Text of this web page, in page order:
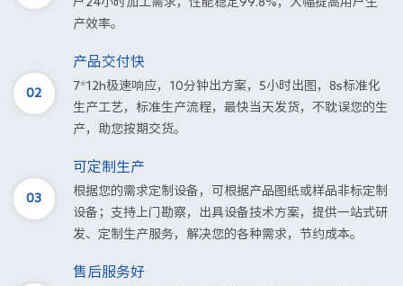
产效率。
02
产品交付快
7*12h极速响应，10分钟出方案，5小时出图，8s标准化
生产工艺，标准生产流程，最快当天发货，不耽误您的生
产，助您按期交货。
03
可定制生产
根据您的需求定制设备，可根据产品图纸或样品非标定制
设备；支持上门勘察，出具设备技术方案，提供一站式研
发、定制生产服务，解决您的各种需求，节约成本。
售后服务好